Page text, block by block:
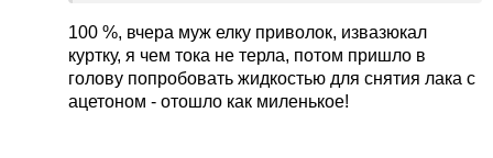
растворителем.
100 %, вчера муж елку приволок, извазюкал
куртку, я чем тока не терла, потом пришло в
голову попробовать жидкостью для снятия лака с
ацетоном - отошло как миленькое!